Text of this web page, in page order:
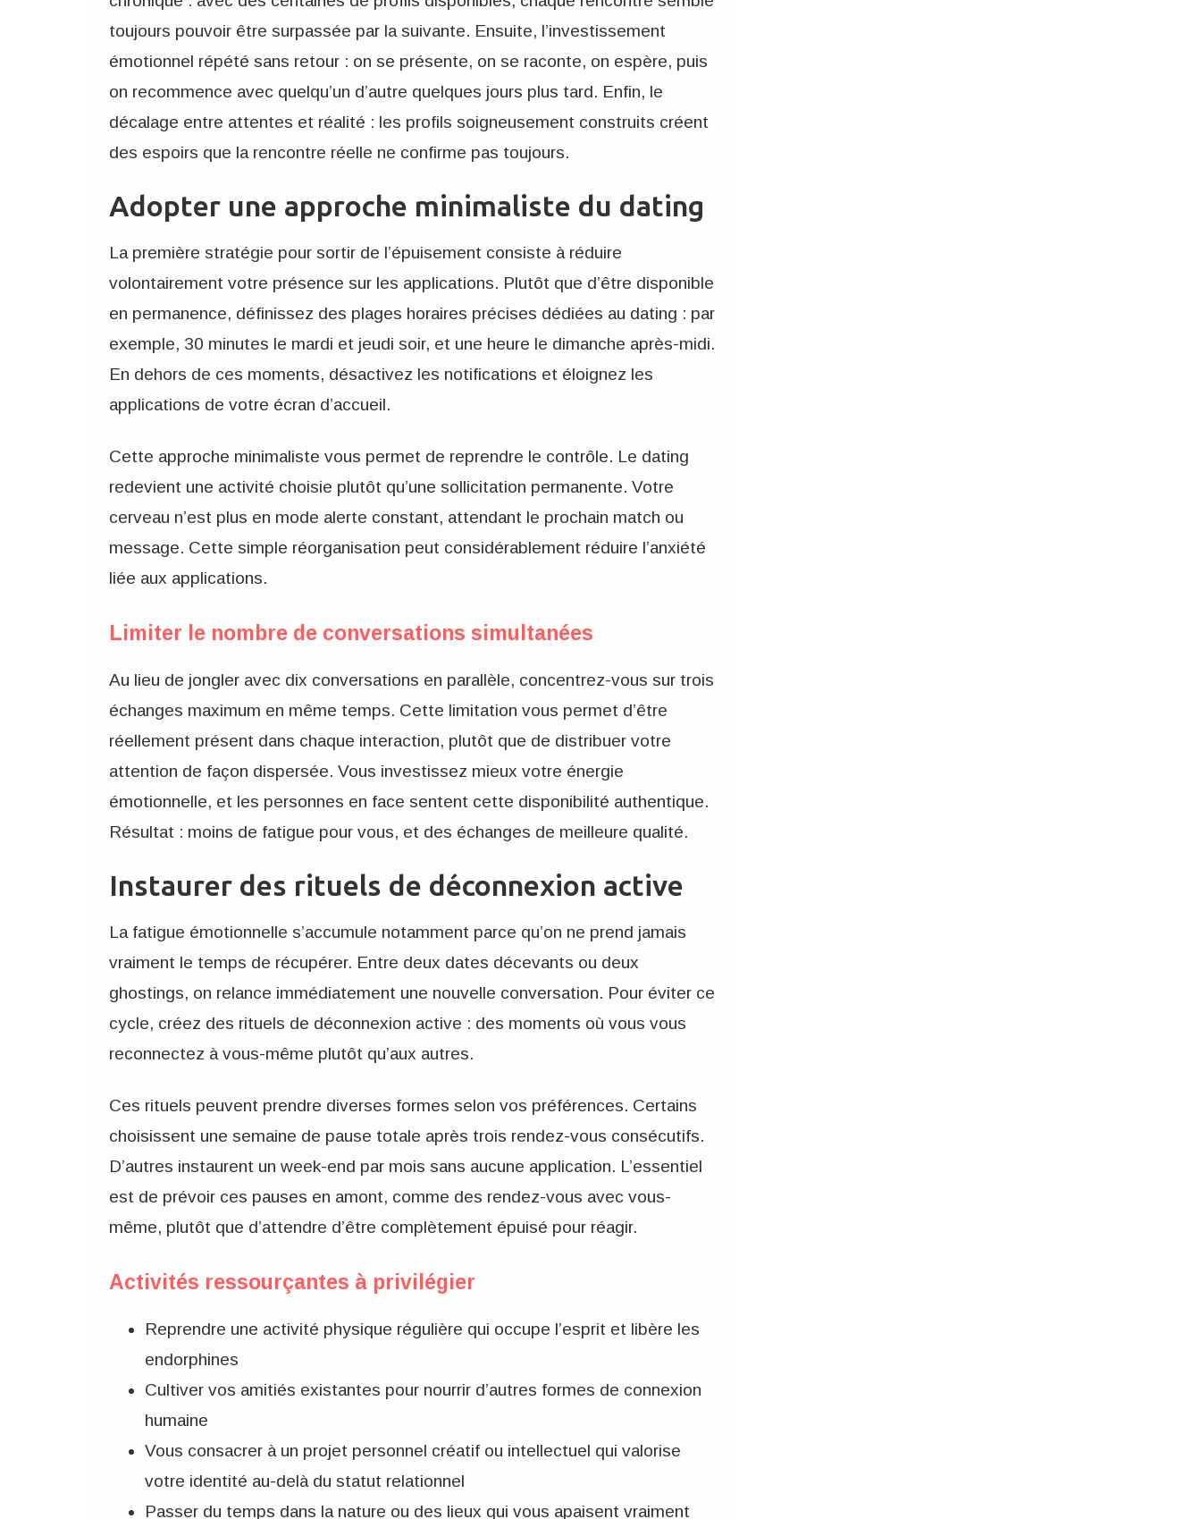
toujours pouvoir être surpassée par la suivante. Ensuite, l’investissement
émotionnel répété sans retour : on se présente, on se raconte, on espère, puis
on recommence avec quelqu’un d’autre quelques jours plus tard. Enfin, le
décalage entre attentes et réalité : les profils soigneusement construits créent
des espoirs que la rencontre réelle ne confirme pas toujours.
Adopter une approche minimaliste du dating
La première stratégie pour sortir de l’épuisement consiste à réduire
volontairement votre présence sur les applications. Plutôt que d’être disponible
en permanence, définissez des plages horaires précises dédiées au dating : par
exemple, 30 minutes le mardi et jeudi soir, et une heure le dimanche après-midi.
En dehors de ces moments, désactivez les notifications et éloignez les
applications de votre écran d’accueil.
Cette approche minimaliste vous permet de reprendre le contrôle. Le dating
redevient une activité choisie plutôt qu’une sollicitation permanente. Votre
cerveau n’est plus en mode alerte constant, attendant le prochain match ou
message. Cette simple réorganisation peut considérablement réduire l’anxiété
liée aux applications.
Limiter le nombre de conversations simultanées
Au lieu de jongler avec dix conversations en parallèle, concentrez-vous sur trois
échanges maximum en même temps. Cette limitation vous permet d’être
réellement présent dans chaque interaction, plutôt que de distribuer votre
attention de façon dispersée. Vous investissez mieux votre énergie
émotionnelle, et les personnes en face sentent cette disponibilité authentique.
Résultat : moins de fatigue pour vous, et des échanges de meilleure qualité.
Instaurer des rituels de déconnexion active
La fatigue émotionnelle s’accumule notamment parce qu’on ne prend jamais
vraiment le temps de récupérer. Entre deux dates décevants ou deux
ghostings, on relance immédiatement une nouvelle conversation. Pour éviter ce
cycle, créez des rituels de déconnexion active : des moments où vous vous
reconnectez à vous-même plutôt qu’aux autres.
Ces rituels peuvent prendre diverses formes selon vos préférences. Certains
choisissent une semaine de pause totale après trois rendez-vous consécutifs.
D’autres instaurent un week-end par mois sans aucune application. L’essentiel
est de prévoir ces pauses en amont, comme des rendez-vous avec vous-
même, plutôt que d’attendre d’être complètement épuisé pour réagir.
Activités ressourçantes à privilégier
Reprendre une activité physique régulière qui occupe l’esprit et libère les
endorphines
Cultiver vos amitiés existantes pour nourrir d’autres formes de connexion
humaine
Vous consacrer à un projet personnel créatif ou intellectuel qui valorise
votre identité au-delà du statut relationnel
Passer du temps dans la nature ou des lieux qui vous apaisent vraiment